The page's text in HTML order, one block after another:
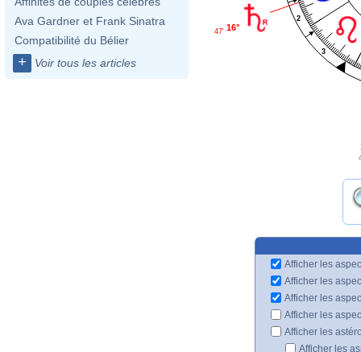
Ava Gardner et Frank Sinatra
Compatibilité du Bélier
+ Voir tous les articles
2
3
16°
47'
Afficher les
Afficher les
Afficher les
Afficher les
Afficher les
Afficher les